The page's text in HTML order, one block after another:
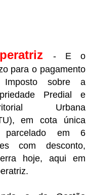
- E o
para o pagamento
sobre a
Predial e
Urbana
em cota única
parcelado em 6
com desconto,
hoje, aqui em